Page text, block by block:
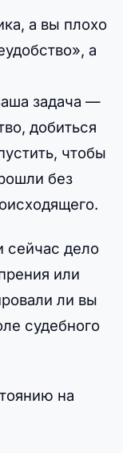
а вы плохо
а
задача —
добиться
чтобы
без
сейчас дело
или
ли вы
судебного
на